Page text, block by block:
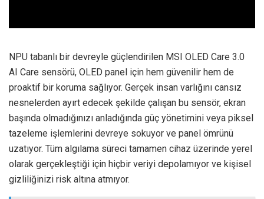
NPU tabanlı bir devreyle güçlendirilen MSI OLED Care 3.0
AI Care sensörü, OLED panel için hem güvenilir hem de
proaktif bir koruma sağlıyor. Gerçek insan varlığını cansız
nesnelerden ayırt edecek şekilde çalışan bu sensör, ekran
başında olmadığınızı anladığında güç yönetimini veya piksel
tazeleme işlemlerini devreye sokuyor ve panel ömrünü
uzatıyor. Tüm algılama süreci tamamen cihaz üzerinde yerel
olarak gerçekleştiği için hiçbir veriyi depolamıyor ve kişisel
gizliliğinizi risk altına atmıyor.